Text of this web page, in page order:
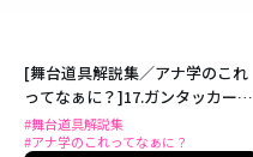
[舞台道具解説集／アナ学のこれ
ってなぁに？]17.ガンタッカーと
は？
#舞台道具解説集
#アナ学のこれってなぁに？